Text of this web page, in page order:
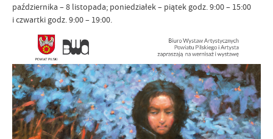
października – 8 listopada; poniedziałek – piątek godz. 9:00 – 15:00
i czwartki godz. 9:00 – 19:00.